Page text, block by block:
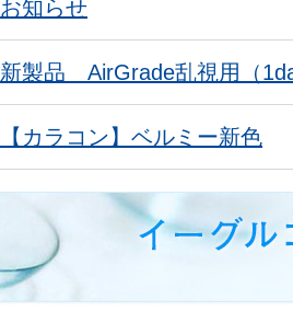
お知らせ
新製品 AirGrade乱視用（
【カラコン】ベルミー新色